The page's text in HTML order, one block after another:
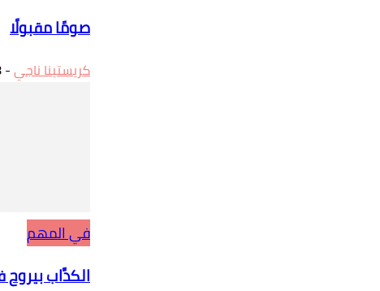
صومًا مقبولًا
كريستينا ناجي-
8
في المهم
الكدَّاب بيروح